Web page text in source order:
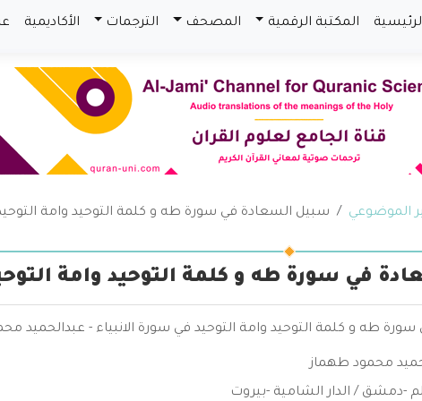
المكتبة الرقمية المصحف الترجمات الأكاديمية
الموضوعي سبيل السعادة في سورة طه و كلمة التوحيد وامة التوحيد
في سورة طه و كلمة التوحيد وامة
طه و كلمة التوحيد وامة التوحيد في سورة الانبياء - عبدالحميد
محمود طهماز
-دمشق / الدار الشامية -بيروت